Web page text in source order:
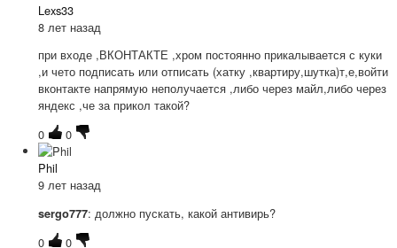
Lexs33
8 лет назад
при входе ,ВКОНТАКТЕ ,хром постоянно прикалывается с куки
,и чето подписать или отписать (хатку ,квартиру,шутка)т,е,войти
вконтакте напрямую неполучается ,либо через майл,либо через
яндекс ,че за прикол такой?
0
0
Phil
9 лет назад
sergo777: должно пускать, какой антивирь?
0
0